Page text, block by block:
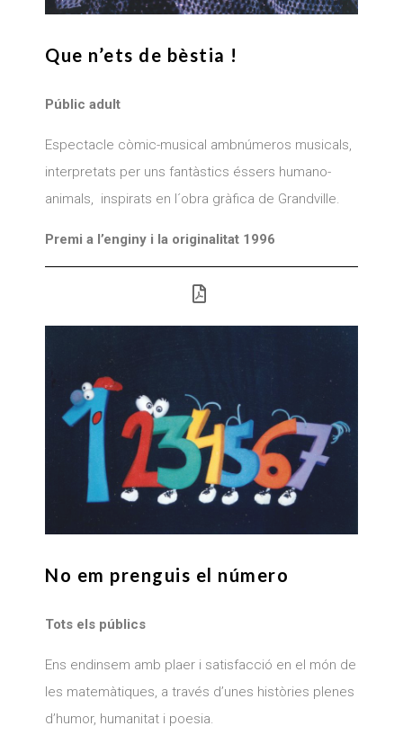
Que n’ets de bèstia !
Públic adult
Espectacle còmic-musical ambnúmeros musicals,
interpretats per uns fantàstics éssers humano-
animals, inspirats en l´obra gràfica de Grandville.
Premi a l’enginy i la originalitat 1996
No em prenguis el número
Tots els públics
Ens endinsem amb plaer i satisfacció en el món de
les matemàtiques, a través d’unes històries plenes
d’humor, humanitat i poesia.